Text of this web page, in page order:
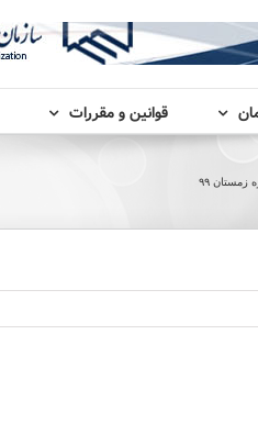
قوانین و مقررات
۹۹